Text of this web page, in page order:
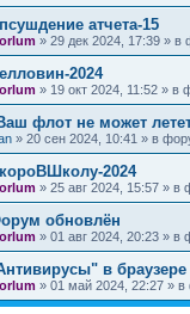
атчета-15
» 29 дек 2024, 17:39 » в
2024
» 19 окт 2024, 11:52 » в
флот не может
» 20 сен 2024, 10:41 » в
2024
» 25 авг 2024, 15:57 » в
обновлён
» 01 авг 2024, 20:23 » в
в
» 01 май 2024, 22:27 » в